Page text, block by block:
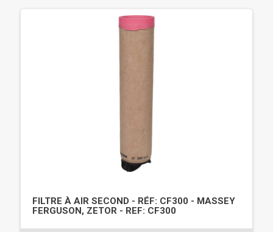
FILTRE À AIR SECOND - RÉF: CF300 - MASSEY
FERGUSON, ZETOR - REF: CF300